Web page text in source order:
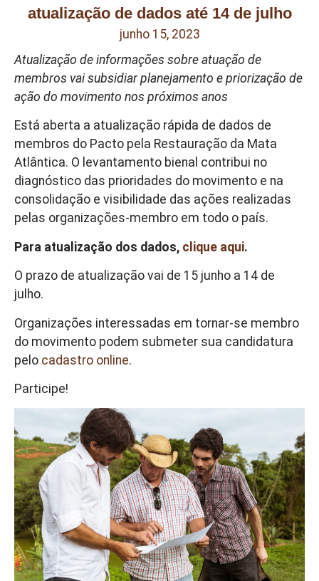
atualização de dados até 14 de julho
junho 15, 2023
Atualização de informações sobre atuação de
membros vai subsidiar planejamento e priorização de
ação do movimento nos próximos anos
Está aberta a atualização rápida de dados de
membros do Pacto pela Restauração da Mata
Atlântica. O levantamento bienal contribui no
diagnóstico das prioridades do movimento e na
consolidação e visibilidade das ações realizadas
pelas organizações-membro em todo o país.
Para atualização dos dados, clique aqui.
O prazo de atualização vai de 15 junho a 14 de
julho.
Organizações interessadas em tornar-se membro
do movimento podem submeter sua candidatura
pelo cadastro online.
Participe!